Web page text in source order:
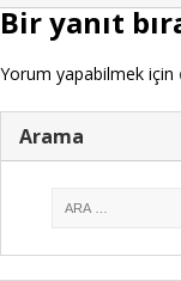
Bir yanıt
Yorum yapabilmek için
Arama